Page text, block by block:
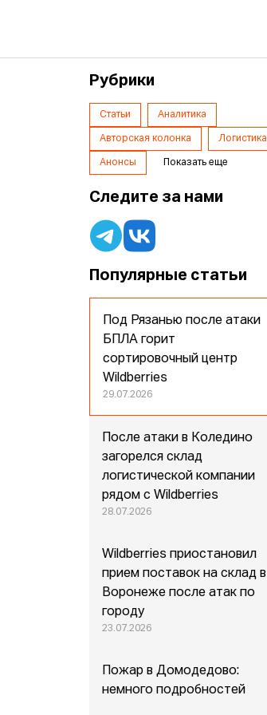
Рубрики
Статьи Аналитика
Авторская колонка Логистика
Анонсы Показать еще
Следите за нами
Популярные статьи
Под Рязанью после атаки
БПЛА горит
сортировочный центр
Wildberries
29.07.2026
После атаки в Коледино
загорелся склад
логистической компании
рядом с Wildberries
28.07.2026
Wildberries приостановил
прием поставок на склад в
Воронеже после атак по
городу
23.07.2026
Пожар в Домодедово:
немного подробностей